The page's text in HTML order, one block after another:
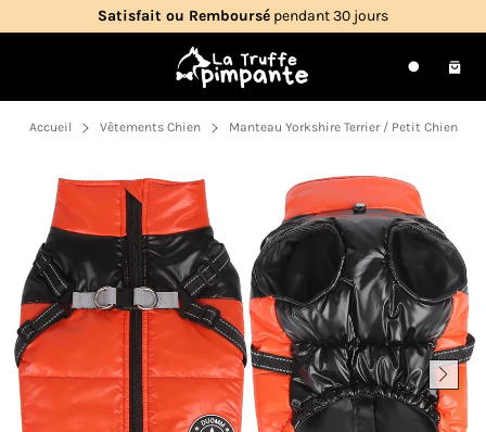
Livraison gratuiteen France métropolitaine
Recherche
Accueil Vêtements Chien Manteau Yorkshire Terrier / Petit Chien